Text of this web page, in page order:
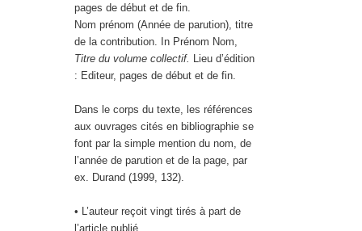
pages de début et de fin.
Nom prénom (Année de parution), titre
de la contribution. In Prénom Nom,
Titre du volume collectif. Lieu d’édition
: Editeur, pages de début et de fin.
Dans le corps du texte, les références
aux ouvrages cités en bibliographie se
font par la simple mention du nom, de
l’année de parution et de la page, par
ex. Durand (1999, 132).
• L’auteur reçoit vingt tirés à part de
l’article publié.